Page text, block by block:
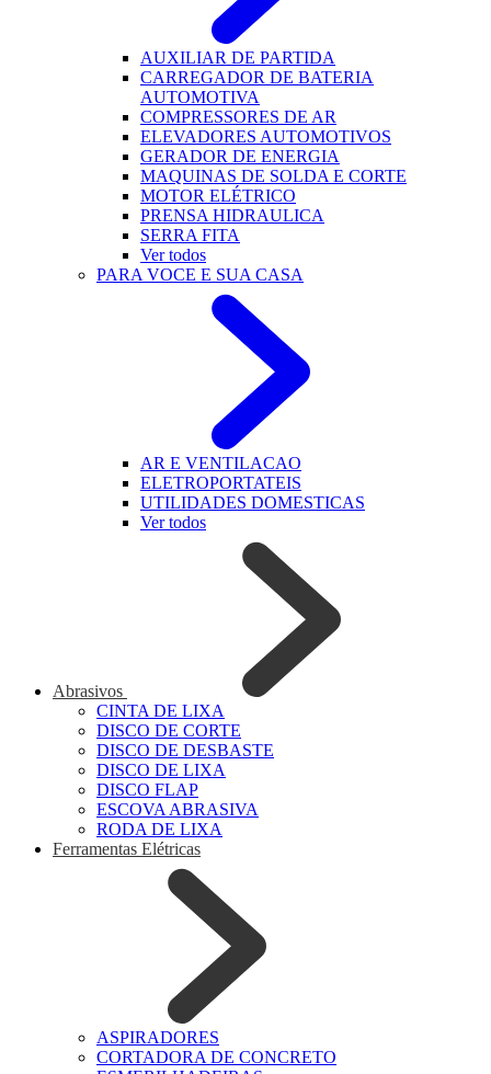
AUXILIAR DE PARTIDA
CARREGADOR DE BATERIA
AUTOMOTIVA
COMPRESSORES DE AR
ELEVADORES AUTOMOTIVOS
GERADOR DE ENERGIA
MAQUINAS DE SOLDA E CORTE
MOTOR ELÉTRICO
PRENSA HIDRAULICA
SERRA FITA
Ver todos
PARA VOCE E SUA CASA
AR E VENTILACAO
ELETROPORTATEIS
UTILIDADES DOMESTICAS
Ver todos
Abrasivos
CINTA DE LIXA
DISCO DE CORTE
DISCO DE DESBASTE
DISCO DE LIXA
DISCO FLAP
ESCOVA ABRASIVA
RODA DE LIXA
Ferramentas Elétricas
ASPIRADORES
CORTADORA DE CONCRETO